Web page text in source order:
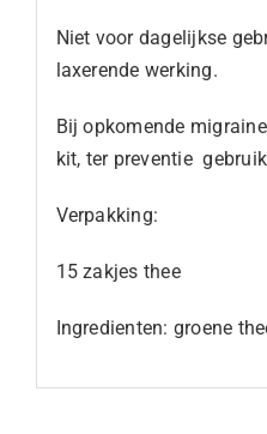
Niet voor dagelijkse
laxerende werking.
Bij opkomende
kit, ter preventie
Verpakking:
15 zakjes thee
Ingredienten: groene